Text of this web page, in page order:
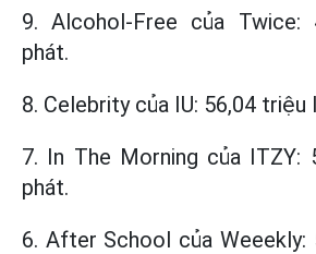
9. Alcohol-Free của
phát.
8. Celebrity của IU: 56,04
7. In The Morning của ITZY:
phát.
6. After School của